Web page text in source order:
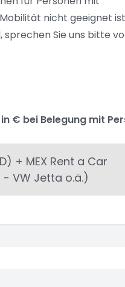
nicht geeignet
sprechen Sie uns bitte
€ bei Belegung mit
+ MEX Rent a Car
- VW Jetta o.ä.)